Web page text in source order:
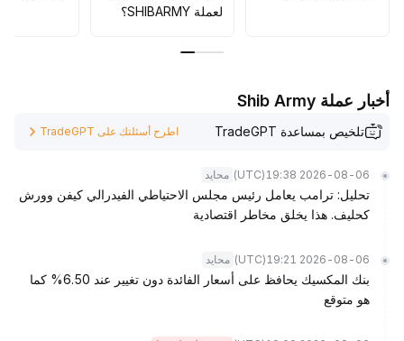
لعملة SHIBARMY؟
أخبار عملة Shib Army
تلخيص بمساعدة TradeGPT اطرح أسئلتك على TradeGPT
2026-08-06 19:38
(UTC) محايد
تحليل: ترامب يعامل رئيس مجلس الاحتياطي الفيدرالي كيفن وورش
كحليف. هذا يخلق مخاطر اقتصادية
2026-08-06 19:21
(UTC) محايد
بنك المكسيك يحافظ على أسعار الفائدة دون تغيير عند 6.50% كما
هو متوقع